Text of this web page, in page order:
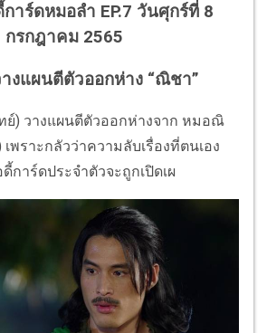
การ์ดหมอลำ EP.7 วันศุกร์ที่ 8
กรกฎาคม 2565
างแผนตีตัวออกห่าง “ณิชา”
ย์) วางแผนตีตัวออกห่างจาก หมอณิ
ราะกลัวว่าความลับเรื่องที่ตนเอง
การ์ดประจำตัวจะถูกเปิดเผ